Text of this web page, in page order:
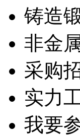
铸造
非金
采购
实力
我要